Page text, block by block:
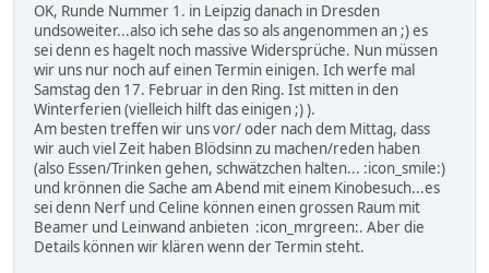
OK, Runde Nummer 1. in Leipzig danach in Dresden
undsoweiter...also ich sehe das so als angenommen an ;) es
sei denn es hagelt noch massive Widersprüche. Nun müssen
wir uns nur noch auf einen Termin einigen. Ich werfe mal
Samstag den 17. Februar in den Ring. Ist mitten in den
Winterferien (vielleich hilft das einigen ;) ).
Am besten treffen wir uns vor/ oder nach dem Mittag, dass
wir auch viel Zeit haben Blödsinn zu machen/reden haben
(also Essen/Trinken gehen, schwätzchen halten... :icon_smile:)
und krönnen die Sache am Abend mit einem Kinobesuch...es
sei denn Nerf und Celine können einen grossen Raum mit
Beamer und Leinwand anbieten :icon_mrgreen:. Aber die
Details können wir klären wenn der Termin steht.